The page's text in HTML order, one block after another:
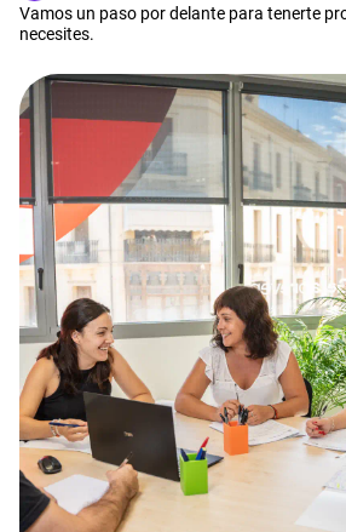
Vamos un paso por delante para tenerte
necesites.